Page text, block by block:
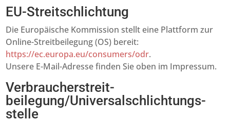
EU-Streitschlichtung
Die Europäische Kommission stellt eine Plattform zur
Online-Streitbeilegung (OS) bereit:
https://ec.europa.eu/consumers/odr.
Unsere E-Mail-Adresse finden Sie oben im Impressum.
Verbraucher­streit­
beilegung/Universal­schlichtungs­
stelle